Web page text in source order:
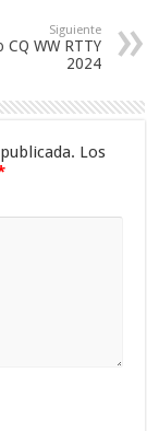
Siguiente
CQ WW RTTY
2024
Los